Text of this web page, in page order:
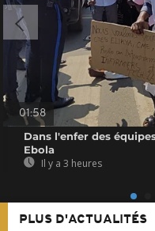
01:58
Dans l'enfer des
Ebola
Il y a 3 heures
PLUS D'ACTUALITÉS